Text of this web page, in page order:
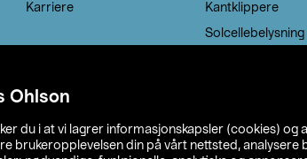
Ohlson
du i at vi lagrer informasjonskapsler (cookies) og
brukeropplevelsen din på vårt nettsted, analysere
Karriere Kantklippere
Solcellebelysning